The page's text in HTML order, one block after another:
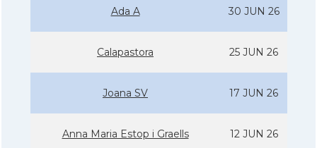
Ada A 30 JUN 26
Calapastora 25 JUN 26
Joana SV 17 JUN 26
Anna Maria Estop i Graells 12 JUN 26